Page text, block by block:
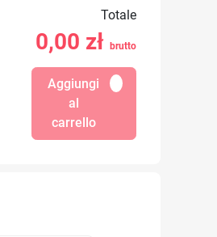
Totale
0,00 zł brutto
Aggiungi
al
carrello